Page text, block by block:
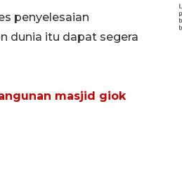
penyelesaian
dunia itu dapat segera
masjid giok